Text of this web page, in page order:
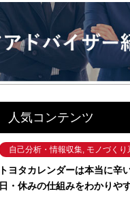
人気コンテンツ
自己分析・情報収集, モノづくり
トヨタカレンダーは本当に辛
日・休みの仕組みをわかりや